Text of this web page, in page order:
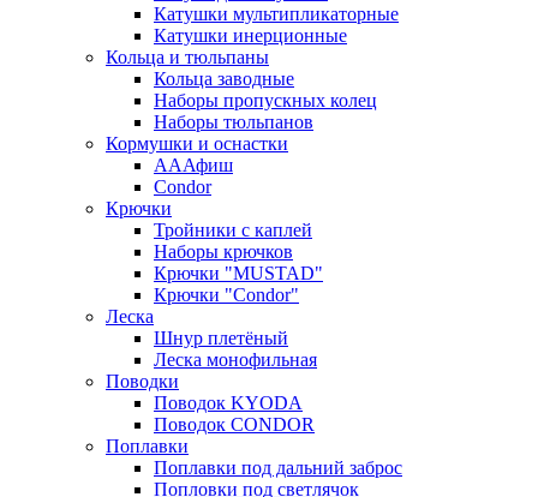
Катушки мультипликаторные
Катушки инерционные
Кольца и тюльпаны
Кольца заводные
Наборы пропускных колец
Наборы тюльпанов
Кормушки и оснастки
АААфиш
Condor
Крючки
Тройники с каплей
Наборы крючков
Крючки "MUSTAD"
Крючки "Condor"
Леска
Шнур плетёный
Леска монофильная
Поводки
Поводок KYODA
Поводок CONDOR
Поплавки
Поплавки под дальний заброс
Попловки под светлячок